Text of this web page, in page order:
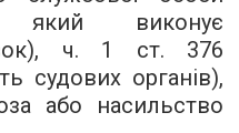
який виконує
ч. 1 ст. 376
судових органів),
або насильство